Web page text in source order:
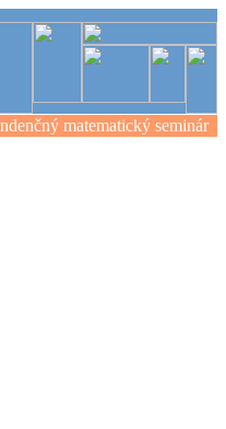
matematický seminár